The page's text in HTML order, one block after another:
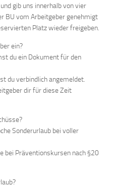
gib uns innerhalb von vier
BU vom Arbeitgeber genehmigt
Platz wieder freigeben.
ein?
du ein Dokument für den
du verbindlich angemeldet.
dir für diese Zeit
Sonderurlaub bei voller
bei Präventionskursen nach §20